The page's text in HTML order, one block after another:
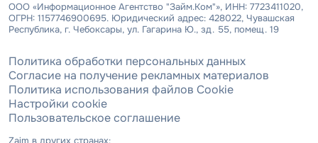
ООО «Информационное Агентство "Займ.Ком"», ИНН: 7723411020,
ОГРН: 1157746900695. Юридический адрес: 428022, Чувашская
Республика, г. Чебоксары, ул. Гагарина Ю., зд. 55, помещ. 19
Политика обработки персональных данных
Согласие на получение рекламных материалов
Политика использования файлов Cookie
Настройки cookie
Пользовательское соглашение
Zaim в других странах: